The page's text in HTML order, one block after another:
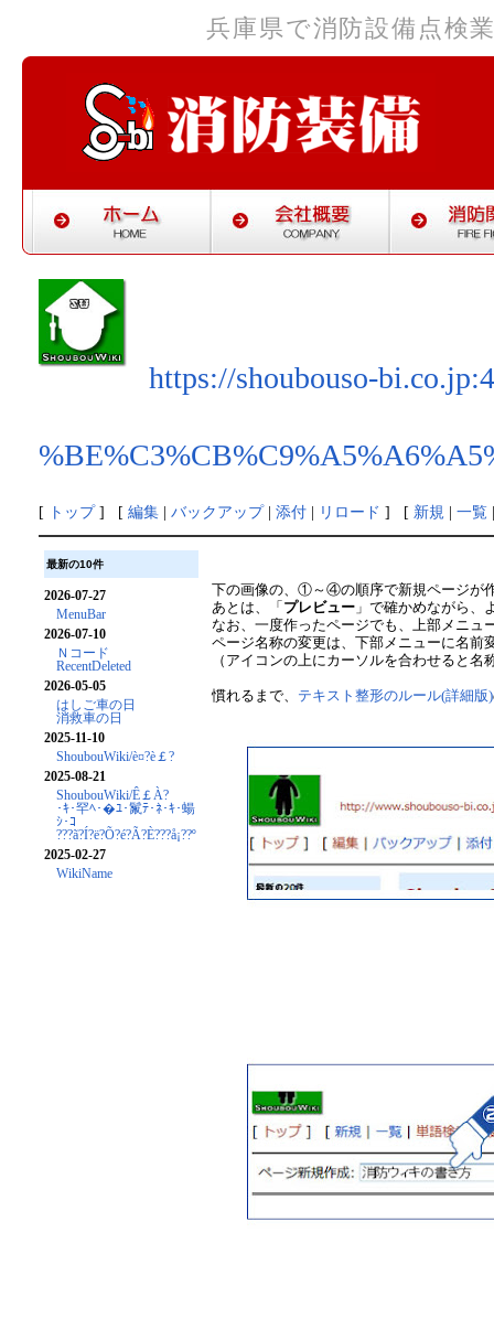
兵庫県で消防設備点検
https://shoubouso-
[ トップ] [ 編集| バックアップ| 添付| リロード ] [ 新規 | 一覧
最新の10件
2026-07-27
MenuBar
2026-07-10
Ｎコード
RecentDeleted
2026-05-05
はしご車の日
消救車の日
2025-11-10
ShoubouWiki/è¤?è￡?
2025-08-21
ShoubouWiki/Ê￡À?
･ｷ･罕ﾍ･�ﾕ･鬣ﾃ･ﾈ･ｷ･蝪
ｼ･ｺ
???ã?Í?ë?Õ?é?Ã?È???å¡??º
2025-02-27
WikiName
下の画像の、①～④の順序で新規ページが
あとは、「 プレビュー 」で確かめながら、
なお、一度作ったページでも、上部メニュ
ページ名称の変更は、下部メニューに名前
（アイコンの上にカーソルを合わせると名
慣れるまで、 テキスト整形のルール(詳細版)